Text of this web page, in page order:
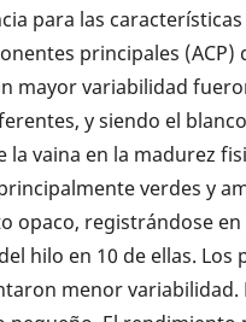
para las
principales (ACP)
mayor variabilidad
y siendo el
vaina en la madurez
verdes y
opaco, registrándose en
hilo en 10 de ellas. Los
menor variabilidad.